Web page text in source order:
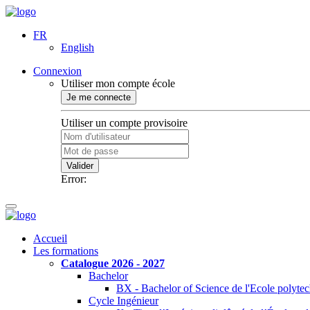
FR
English
Connexion
Utiliser mon compte école
Je me connecte
Utiliser un compte provisoire
Valider
Error:
Accueil
Les formations
Catalogue 2026 - 2027
Bachelor
BX - Bachelor of Science de l'Ecole
Cycle Ingénieur